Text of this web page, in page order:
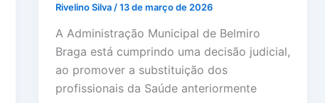
Rivelino Silva /13 de março de 2026
A Administração Municipal de Belmiro
Braga está cumprindo uma decisão judicial,
ao promover a substituição dos
profissionais da Saúde anteriormente